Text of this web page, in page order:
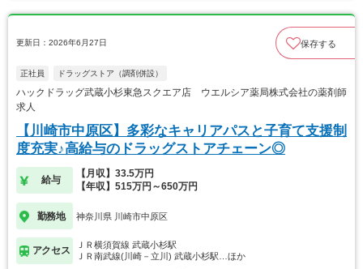
更新日：2026年6月27日 保存する
正社員 ドラッグストア（調剤併設）
ハックドラッグ武蔵小杉東急スクエア店 ウエルシア薬局株式会社の薬剤師
求人
【川崎市中原区】多彩なキャリアパスと子育て支援制
度充実♪高給与のドラッグストアチェーン◎
給与
【月収】33.5万円
【年収】515万円～650万円
勤務地 神奈川県 川崎市中原区
アクセス
ＪＲ横須賀線 武蔵小杉駅
ＪＲ南武線(川崎－立川) 武蔵小杉駅…ほか